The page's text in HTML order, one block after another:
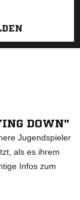
DOWN"
Jugendspieler
als es ihrem
Infos zum